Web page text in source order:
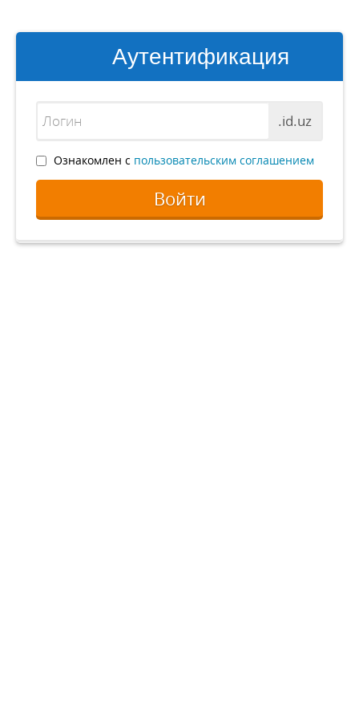
Аутентификация
.id.uz
Ознакомлен с пользовательским соглашением
Войти